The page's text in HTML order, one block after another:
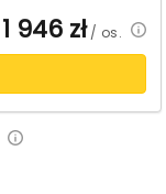
1 946 zł/ os.